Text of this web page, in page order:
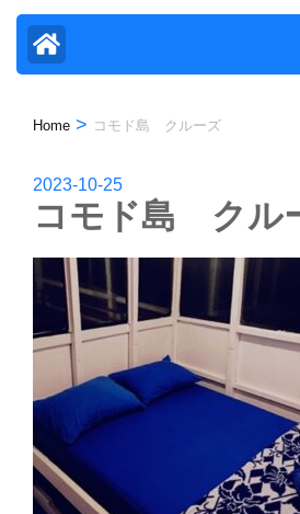
Home > コモド島 クルーズ
2023-10-25
コモド島 クル